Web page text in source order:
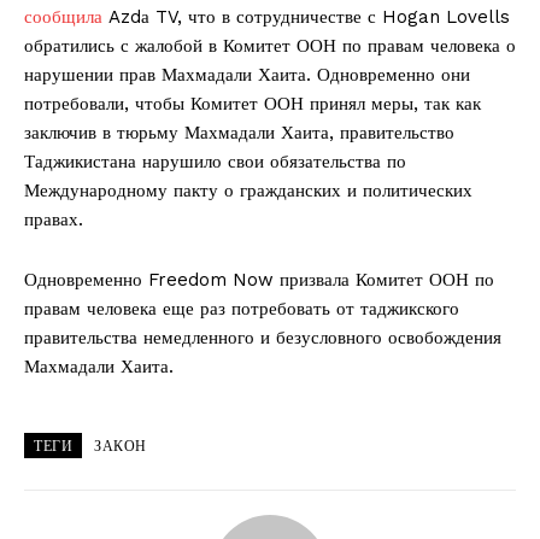
сообщила Azdа TV, что в сотрудничестве с Hogan Lovells
обратились с жалобой в Комитет ООН по правам человека о
нарушении прав Махмадали Хаита. Одновременно они
потребовали, чтобы Комитет ООН принял меры, так как
заключив в тюрьму Махмадали Хаита, правительство
Таджикистана нарушило свои обязательства по
Международному пакту о гражданских и политических
правах.
Одновременно Freedom Now призвала Комитет ООН по
правам человека еще раз потребовать от таджикского
правительства немедленного и безусловного освобождения
Махмадали Хаита.
ТЕГИ ЗАКОН